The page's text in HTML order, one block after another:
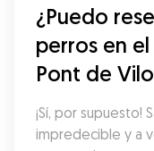
¿Puedo
perros en
Pont de
¡Sí, por supuesto!
impredecible y a